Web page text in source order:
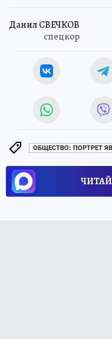
Данил СВЕЧКОВ
спецкор
ОБЩЕСТВО: ПОРТРЕТ